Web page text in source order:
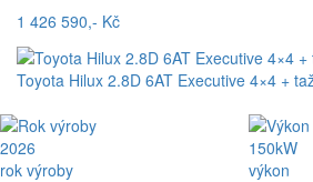
1 426 590,- Kč
Toyota Hilux 2.8D 6AT Executive 4×4 +
2026
rok výroby
150kW
výkon